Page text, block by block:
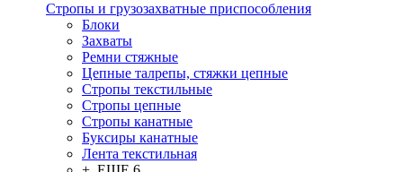
Стропы и грузозахватные приспособления
Блоки
Захваты
Ремни стяжные
Цепные талрепы, стяжки цепные
Стропы текстильные
Стропы цепные
Стропы канатные
Буксиры канатные
Лента текстильная